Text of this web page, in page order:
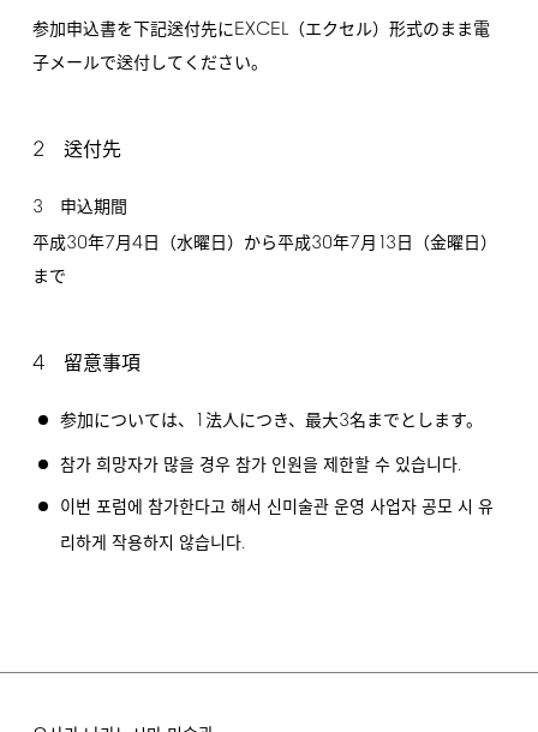
参加申込書を下記送付先にEXCEL（エクセル）形式のまま電
子メールで送付してください。
2 送付先
3 申込期間
平成30年7月4日（水曜日）から平成30年7月 13 日（金曜日）
まで
4留意事項
参加については、 1 法人につき、最大3名までとします。
참가 희망자가 많을 경우 참가 인원을 제한할 수 있습니다.
이번 포럼에 참가한다고 해서 신미술관 운영 사업자 공모 시 유
리하게 작용하지 않습니다.